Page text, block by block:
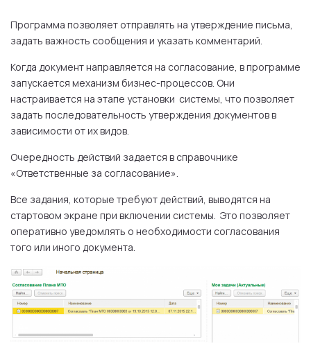
Программа позволяет отправлять на утверждение письма,
задать важность сообщения и указать комментарий.
Когда документ направляется на согласование, в программе
запускается механизм бизнес-процессов. Они
настраивается на этапе установки системы, что позволяет
задать последовательность утверждения документов в
зависимости от их видов.
Очередность действий задается в справочнике
«Ответственные за согласование».
Все задания, которые требуют действий, выводятся на
стартовом экране при включении системы. Это позволяет
оперативно уведомлять о необходимости согласования
того или иного документа.